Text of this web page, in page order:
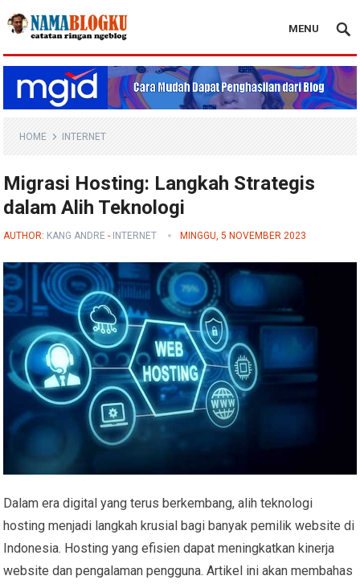
Nama Blogku
MENU
HOME INTERNET
Migrasi Hosting: Langkah Strategis
dalam Alih Teknologi
AUTHOR: KANG ANDRE - INTERNET MINGGU, 5 NOVEMBER 2023
Dalam era digital yang terus berkembang, alih teknologi
hosting menjadi langkah krusial bagi banyak pemilik website di
Indonesia. Hosting yang efisien dapat meningkatkan kinerja
website dan pengalaman pengguna. Artikel ini akan membahas